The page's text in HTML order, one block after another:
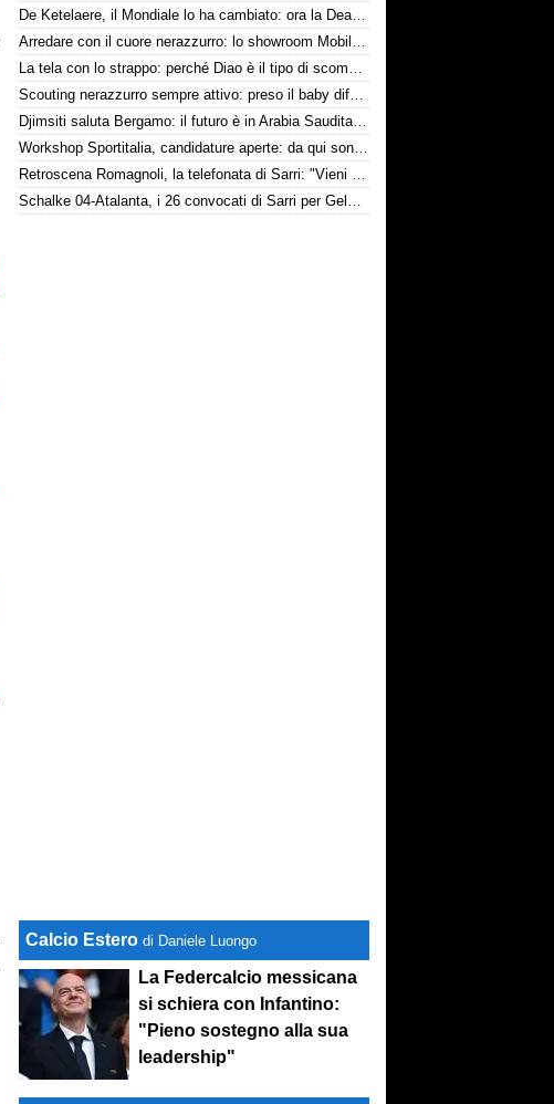
De Ketelaere, il Mondiale lo ha cambiato: ora la Dea riparte da lui
Arredare con il cuore nerazzurro: lo showroom Mobilmondo a Osio Sotto. Quando essere di fede atalantina conviene
La tela con lo strappo: perché Diao è il tipo di scommessa che Giuntoli ama
Scouting nerazzurro sempre attivo: preso il baby difensore 2010 Levačić
Djimsiti saluta Bergamo: il futuro è in Arabia Saudita! Tre milioni e firma biennale
Workshop Sportitalia, candidature aperte: da qui sono passate firme di Serie A
Retroscena Romagnoli, la telefonata di Sarri: "Vieni con me a Bergamo"
Schalke 04-Atalanta, i 26 convocati di Sarri per Gelsenkirchen
Calcio Estero di Daniele Luongo
La Federcalcio messicana
si schiera con Infantino:
"Pieno sostegno alla sua
leadership"